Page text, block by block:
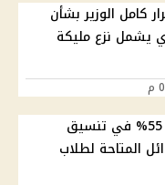
كامل الوزير بشأن
يشمل نزع مليكة
كليات ومعاهد تقبل من 55% في تنسيق
البدائل المتاحة لطلاب